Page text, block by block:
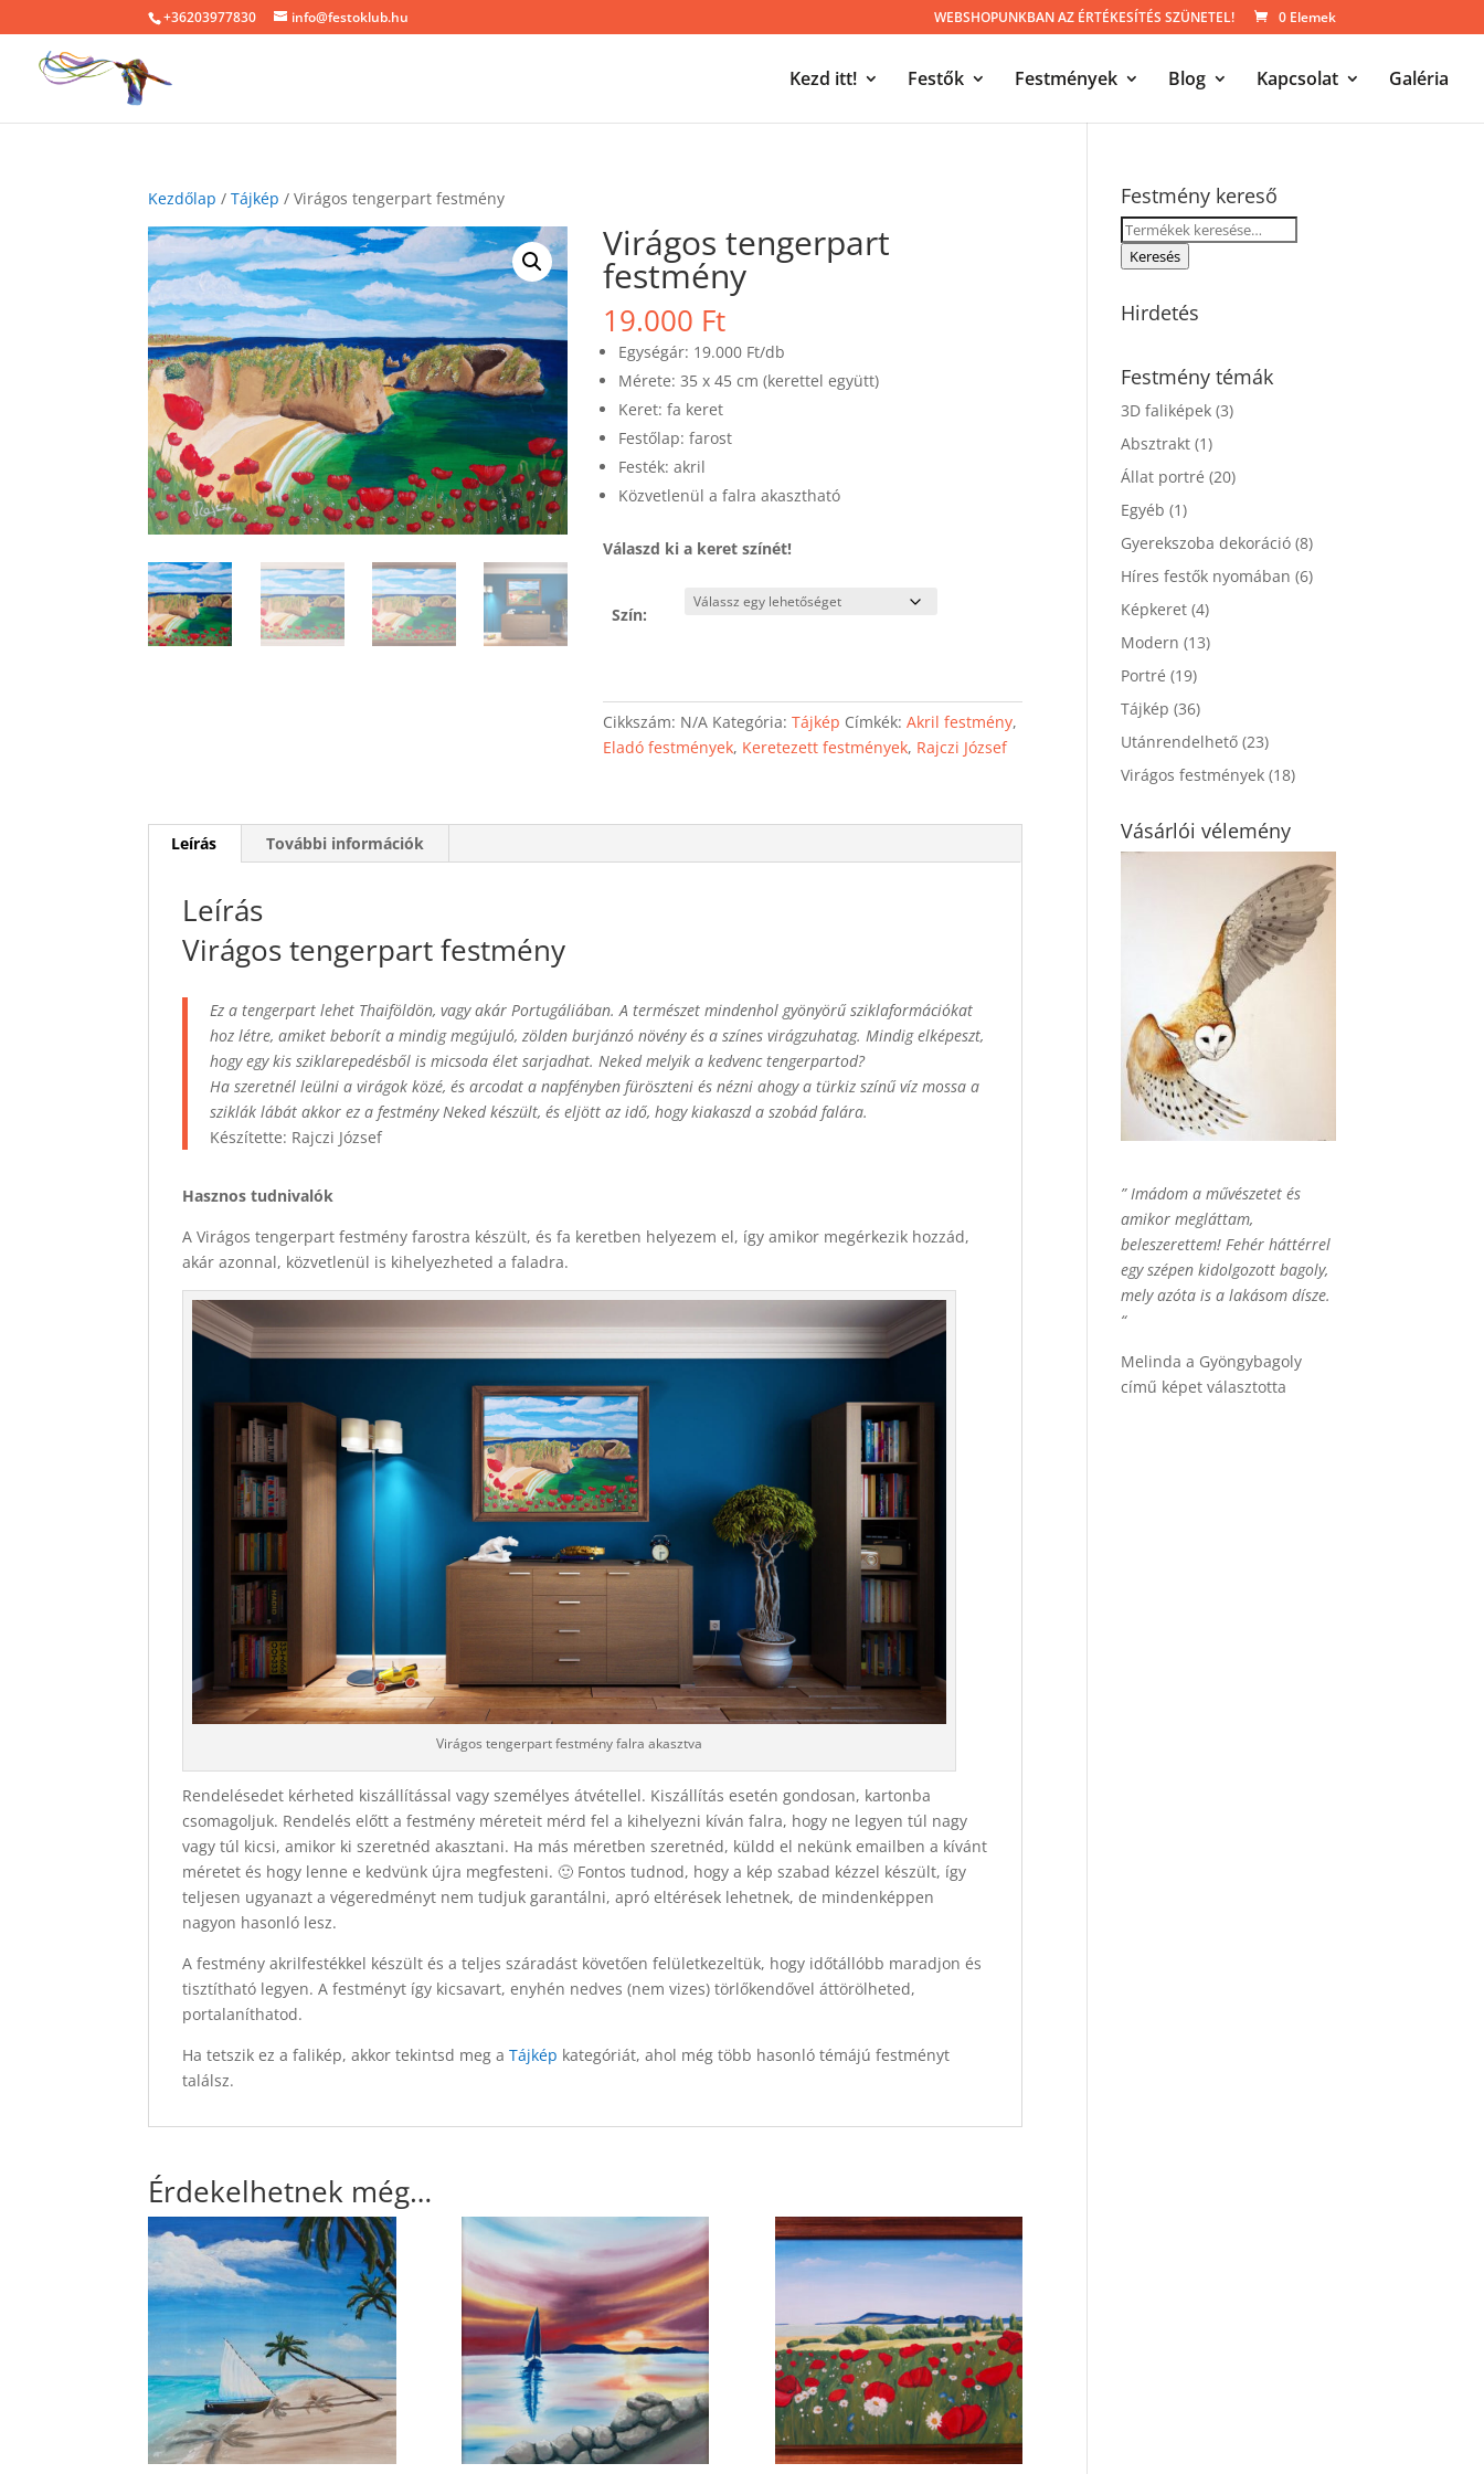
+36203977830 info@festoklub.hu WEBSHOPUNKBAN AZ ÉRTÉKESÍTÉS SZÜNETEL! 0 Elemek
Kezd itt! Festők Festmények Blog Kapcsolat Galéria
Kezdőlap /Tájkép / Virágos tengerpart festmény
Virágos tengerpart
festmény
19.000 Ft
Egységár: 19.000 Ft/db
Mérete: 35 x 45 cm (kerettel együtt)
Keret: fa keret
Festőlap: farost
Festék: akril
Közvetlenül a falra akasztható
Válaszd ki a keret színét!
Szín:
Cikkszám: N/A Kategória:Tájkép Címkék:Akril festmény,
Eladó festmények, Keretezett festmények, Rajczi József
Leírás További információk
Leírás
Virágos tengerpart festmény
Ez a tengerpart lehet Thaiföldön, vagy akár Portugáliában. A természet mindenhol gyönyörű sziklaformációkat
hoz létre, amiket beborít a mindig megújuló, zölden burjánzó növény és a színes virágzuhatag. Mindig elképeszt,
hogy egy kis sziklarepedésből is micsoda élet sarjadhat. Neked melyik a kedvenc tengerpartod?
Ha szeretnél leülni a virágok közé, és arcodat a napfényben füröszteni és nézni ahogy a türkiz színű víz mossa a
sziklák lábát akkor ez a festmény Neked készült, és eljött az idő, hogy kiakaszd a szobád falára.
Készítette: Rajczi József
Hasznos tudnivalók
A Virágos tengerpart festmény farostra készült, és fa keretben helyezem el, így amikor megérkezik hozzád,
akár azonnal, közvetlenül is kihelyezheted a faladra.
Virágos tengerpart festmény falra akasztva
Rendelésedet kérheted kiszállítással vagy személyes átvétellel. Kiszállítás esetén gondosan, kartonba
csomagoljuk. Rendelés előtt a festmény méreteit mérd fel a kihelyezni kíván falra, hogy ne legyen túl nagy
vagy túl kicsi, amikor ki szeretnéd akasztani. Ha más méretben szeretnéd, küldd el nekünk emailben a kívánt
méretet és hogy lenne e kedvünk újra megfesteni. 🙂 Fontos tudnod, hogy a kép szabad kézzel készült, így
teljesen ugyanazt a végeredményt nem tudjuk garantálni, apró eltérések lehetnek, de mindenképpen
nagyon hasonló lesz.
A festmény akrilfestékkel készült és a teljes száradást követően felületkezeltük, hogy időtállóbb maradjon és
tisztítható legyen. A festményt így kicsavart, enyhén nedves (nem vizes) törlőkendővel áttörölheted,
portalaníthatod.
Ha tetszik ez a falikép, akkor tekintsd meg aTájkép kategóriát, ahol még több hasonló témájú festményt
találsz.
Érdekelhetnek még…
Festmény kereső
Keresés
a Keresés
Hirdetés
Festmény témák
3D faliképek (3)
Absztrakt (1)
Állat portré (20)
Egyéb (1)
Gyerekszoba dekoráció (8)
Híres festők nyomában (6)
Képkeret (4)
Modern (13)
Portré (19)
Tájkép (36)
Utánrendelhető (23)
Virágos festmények (18)
Vásárlói vélemény
” Imádom a művészetet és
amikor megláttam,
beleszerettem! Fehér háttérrel
egy szépen kidolgozott bagoly,
mely azóta is a lakásom dísze.
“
Melinda a Gyöngybagoly
című képet választotta